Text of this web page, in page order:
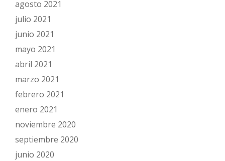
agosto 2021
julio 2021
junio 2021
mayo 2021
abril 2021
marzo 2021
febrero 2021
enero 2021
noviembre 2020
septiembre 2020
junio 2020